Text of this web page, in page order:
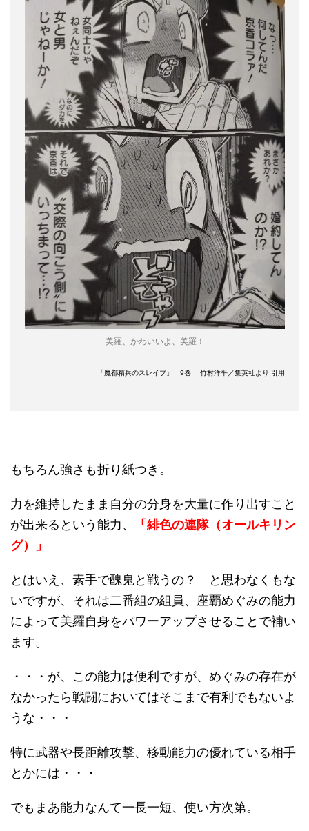
美羅、かわいいよ、美羅！
「魔都精兵のスレイブ」 9巻 竹村洋平／集英社より 引用
もちろん強さも折り紙つき。
力を維持したまま自分の分身を大量に作り出すこと
が出来るという能力、
「緋色の連隊（オールキリン
グ）」
とはいえ、素手で醜鬼と戦うの？ と思わなくもな
いですが、それは二番組の組員、座覇めぐみの能力
によって美羅自身をパワーアップさせることで補い
ます。
・・・が、この能力は便利ですが、めぐみの存在が
なかったら戦闘においてはそこまで有利でもないよ
うな・・・
特に武器や長距離攻撃、移動能力の優れている相手
とかには・・・
でもまあ能力なんて一長一短、使い方次第。